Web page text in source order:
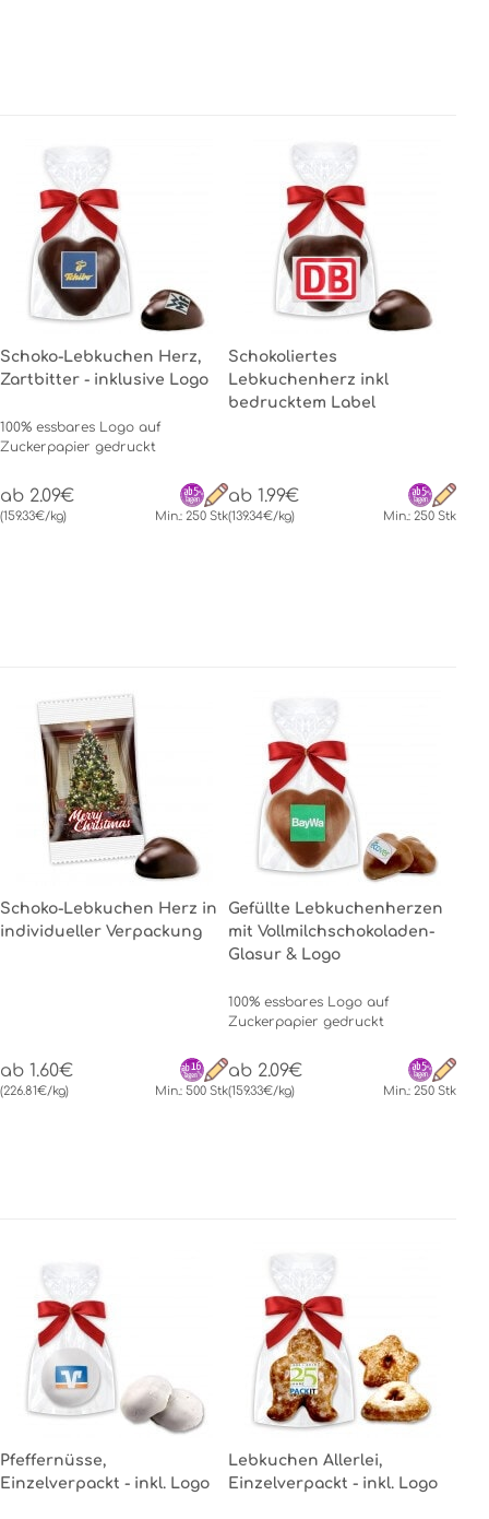
Schoko-Lebkuchen Herz,
Zartbitter - inklusive Logo
100% essbares Logo auf
Zuckerpapier gedruckt
ab 2.09€
(159.33€/kg) Min.: 250 Stk
Schokoliertes
Lebkuchenherz inkl
bedrucktem Label
ab 1.99€
(139.34€/kg) Min.: 250 Stk
Schoko-Lebkuchen Herz in
individueller Verpackung
ab 1.60€
(226.81€/kg) Min.: 500 Stk
Gefüllte Lebkuchenherzen
mit Vollmilchschokoladen-
Glasur & Logo
100% essbares Logo auf
Zuckerpapier gedruckt
ab 2.09€
(159.33€/kg) Min.: 250 Stk
Pfeffernüsse,
Einzelverpackt - inkl. Logo
Lebkuchen Allerlei,
Einzelverpackt - inkl. Logo